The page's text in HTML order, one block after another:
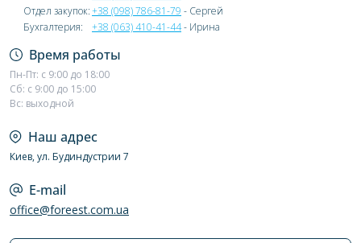
Отдел закупок:+38 (098) 786-81-79 - Сергей
Бухгалтерия:
+38 (063) 410-41-44- Ирина
Время работы
Пн-Пт: с 9:00 до 18:00
Сб: с 9:00 до 15:00
Вс: выходной
Наш адрес
Киев, ул. Будиндустрии 7
E-mail
office@foreest.com.ua